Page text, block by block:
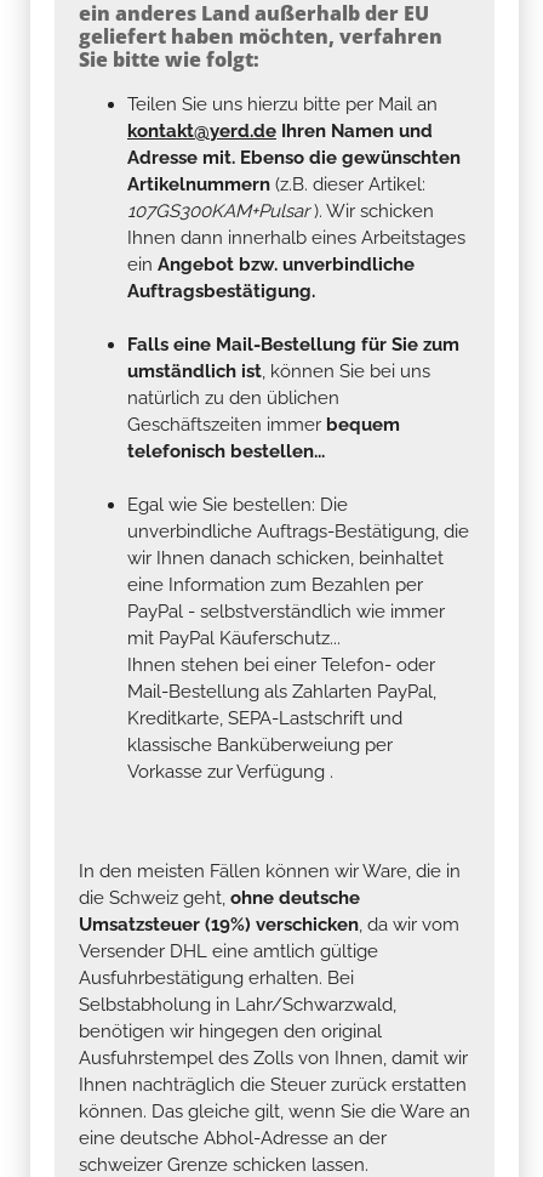
ein anderes Land außerhalb der EU
geliefert haben möchten, verfahren
Sie bitte wie folgt:
Teilen Sie uns hierzu bitte per Mail an
kontakt@yerd.de Ihren Namen und
Adresse mit. Ebenso die gewünschten
Artikelnummern (z.B. dieser Artikel:
107GS300KAM+Pulsar). Wir schicken
Ihnen dann innerhalb eines Arbeitstages
ein Angebot bzw. unverbindliche
Auftragsbestätigung.
Falls eine Mail-Bestellung für Sie zum
umständlich ist, können Sie bei uns
natürlich zu den üblichen
Geschäftszeiten immer bequem
telefonisch bestellen...
Egal wie Sie bestellen: Die
unverbindliche Auftrags-Bestätigung, die
wir Ihnen danach schicken, beinhaltet
eine Information zum Bezahlen per
PayPal - selbstverständlich wie immer
mit PayPal Käuferschutz...
Ihnen stehen bei einer Telefon- oder
Mail-Bestellung als Zahlarten PayPal,
Kreditkarte, SEPA-Lastschrift und
klassische Banküberweiung per
Vorkasse zur Verfügung .
In den meisten Fällen können wir Ware, die in
die Schweiz geht, ohne deutsche
Umsatzsteuer (19%) verschicken, da wir vom
Versender DHL eine amtlich gültige
Ausfuhrbestätigung erhalten. Bei
Selbstabholung in Lahr/Schwarzwald,
benötigen wir hingegen den original
Ausfuhrstempel des Zolls von Ihnen, damit wir
Ihnen nachträglich die Steuer zurück erstatten
können. Das gleiche gilt, wenn Sie die Ware an
eine deutsche Abhol-Adresse an der
schweizer Grenze schicken lassen.